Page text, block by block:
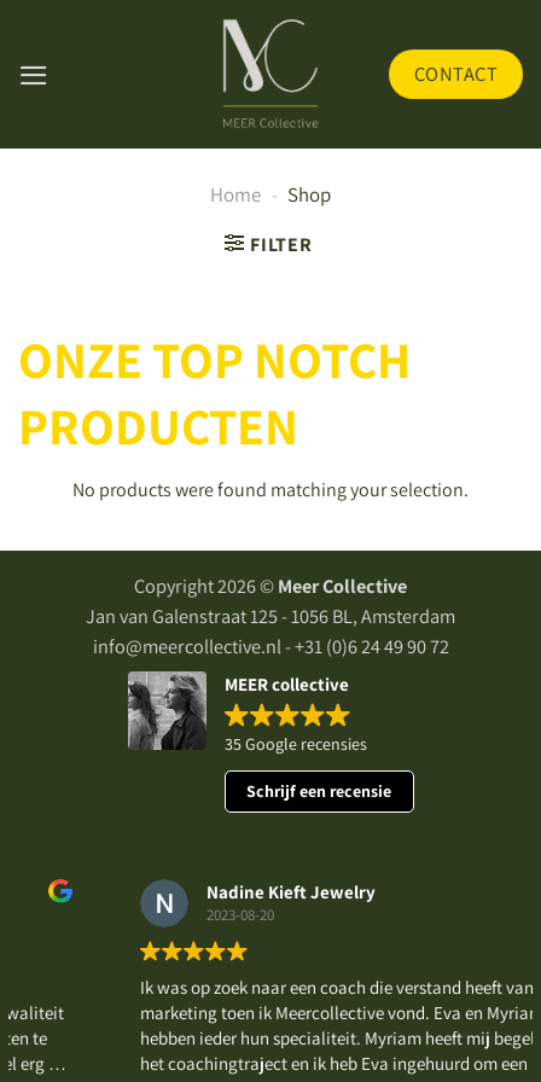
content
CONTACT
Home - Shop
FILTER
ONZE TOP NOTCH
PRODUCTEN
No products were found matching your selection.
Copyright 2026 ©Meer Collective
Jan van Galenstraat 125 - 1056 BL, Amsterdam
info@meercollective.nl - +31 (0)6 24 49 90 72
MEER collective
35 Google recensies
Schrijf een recensie
fijn
Nadine Kieft Jewelry
2023-08-20
Ik was op zoek naar een coach die verstand heeft van
marketing toen ik Meercollective vond. Eva en Myriam
hebben ieder hun specialiteit. Myriam heeft mij begeleid
het coachingtraject en ik heb Eva ingehuurd om een paar